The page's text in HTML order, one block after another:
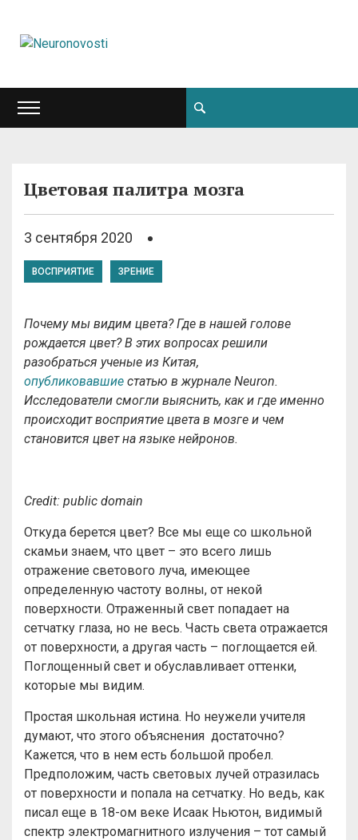
Цветовая палитра мозга
3 сентября 2020
ВОСПРИЯТИЕ ЗРЕНИЕ
Почему мы видим цвета? Где в нашей голове
рождается цвет? В этих вопросах решили
разобраться ученые из Китая,
опубликовавшие статью в журнале Neuron.
Исследователи смогли выяснить, как и где именно
происходит восприятие цвета в мозге и чем
становится цвет на языке нейронов.
Credit: public domain
Откуда берется цвет? Все мы еще со школьной
скамьи знаем, что цвет – это всего лишь
отражение светового луча, имеющее
определенную частоту волны, от некой
поверхности. Отраженный свет попадает на
сетчатку глаза, но не весь. Часть света отражается
от поверхности, а другая часть – поглощается ей.
Поглощенный свет и обуславливает оттенки,
которые мы видим.
Простая школьная истина. Но неужели учителя
думают, что этого объяснения достаточно?
Кажется, что в нем есть большой пробел.
Предположим, часть световых лучей отразилась
от поверхности и попала на сетчатку. Но ведь, как
писал еще в 18-ом веке Исаак Ньютон, видимый
спектр электромагнитного излучения – тот самый